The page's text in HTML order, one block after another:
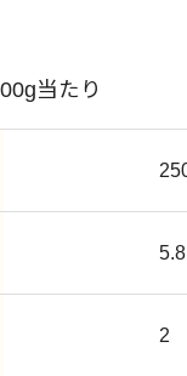
当たり
5.8
2